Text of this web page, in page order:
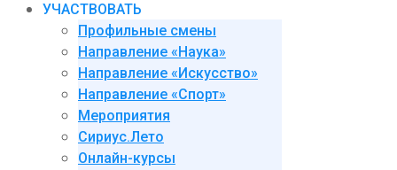
УЧАСТВОВАТЬ
Профильные смены
Направление «Наука»
Направление «Искусство»
Направление «Спорт»
Мероприятия
Сириус.Лето
Онлайн-курсы